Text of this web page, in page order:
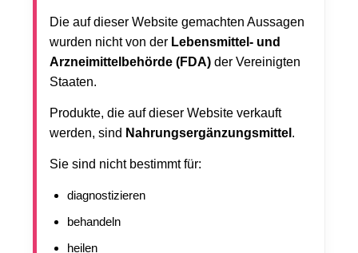
Die auf dieser Website gemachten Aussagen
wurden nicht von der Lebensmittel- und
Arzneimittelbehörde (FDA) der Vereinigten
Staaten.
Produkte, die auf dieser Website verkauft
werden, sind Nahrungsergänzungsmittel .
Sie sind nicht bestimmt für:
diagnostizieren
behandeln
heilen